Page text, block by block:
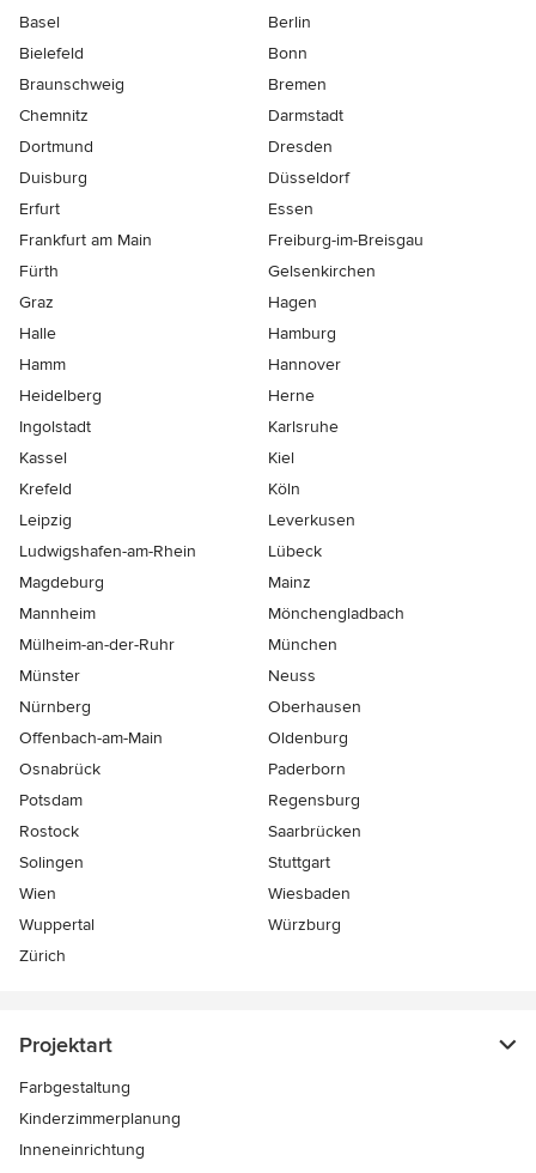
Basel
Berlin
Bielefeld
Bonn
Braunschweig
Bremen
Chemnitz
Darmstadt
Dortmund
Dresden
Duisburg
Düsseldorf
Erfurt
Essen
Frankfurt am Main
Freiburg-im-Breisgau
Fürth
Gelsenkirchen
Graz
Hagen
Halle
Hamburg
Hamm
Hannover
Heidelberg
Herne
Ingolstadt
Karlsruhe
Kassel
Kiel
Krefeld
Köln
Leipzig
Leverkusen
Ludwigshafen-am-Rhein
Lübeck
Magdeburg
Mainz
Mannheim
Mönchen­gladbach
Mülheim-an-der-Ruhr
München
Münster
Neuss
Nürnberg
Oberhausen
Offenbach-am-Main
Oldenburg
Osnabrück
Paderborn
Potsdam
Regensburg
Rostock
Saarbrücken
Solingen
Stuttgart
Wien
Wiesbaden
Wuppertal
Würzburg
Zürich
Projektart
Farbgestaltung
Kinderzimmerplanung
Inneneinrichtung